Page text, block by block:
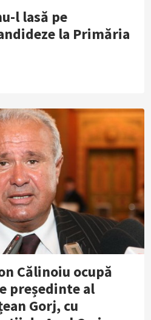
l lasă pe
la Primăria
Călinoiu ocupă
președinte al
Gorj, cu